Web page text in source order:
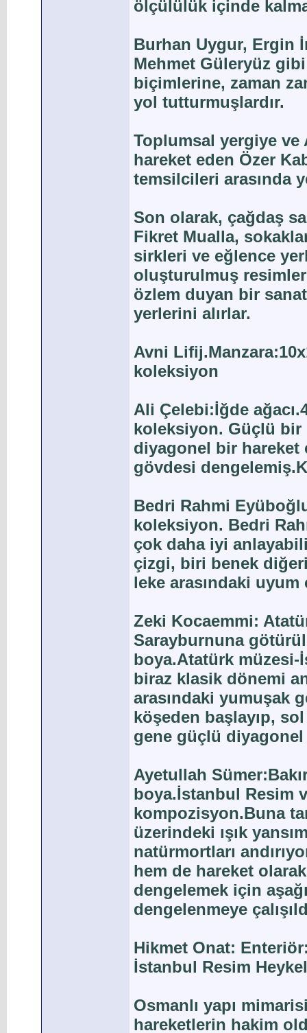
ölçülülük içinde
Burhan Uygur, Ergin
Mehmet Güleryüz
biçimlerine, zaman
yol tutturmuşlardır.
Toplumsal yergiye ve
hareket eden Özer
temsilcileri arasında
Son olarak, çağdaş
Fikret Mualla,
sirkleri ve eğlence
oluşturulmuş
özlem duyan bir
yerlerini alırlar.
Avni
koleksiyon
Ali Çelebi:İğde
koleksiyon. Güçlü bir
diyagonel bir hareket
gövdesi
Bedri Rahmi
koleksiyon. Bedri
çok daha iyi
çizgi, biri benek
leke arasındaki
Zeki Kocaemmi:
Sarayburnuna
boya.Atatürk müzesi-
biraz klasik dönemi
arasındaki yumuşak
köşeden başlayıp,
gene güçlü
Ayetullah
boya.İstanbul Resim
kompozisyon.Buna
üzerindeki ışık
natürmortları
hem de hareket
dengelemek için
dengelenmeye
Hikmet Onat:
İstanbul Resim
Osmanlı yapı
hareketlerin hakim